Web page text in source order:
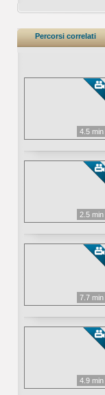
Percorsi correlati
4.5 min
2.5 min
7.7 min
4.9 min